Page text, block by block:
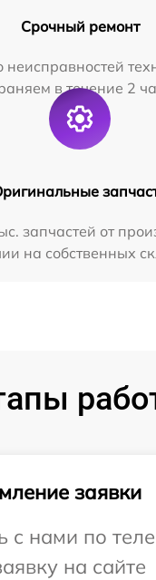
Срочный ремонт
неисправностей
в течение 2
запчастей от
на собственных
заявки
с нами по
на сайте